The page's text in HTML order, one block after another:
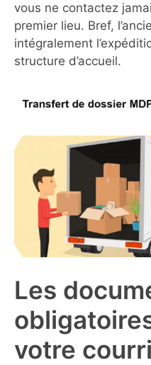
vous ne contactez
premier lieu. Bref,
intégralement
structure d’accueil.
Les
votre